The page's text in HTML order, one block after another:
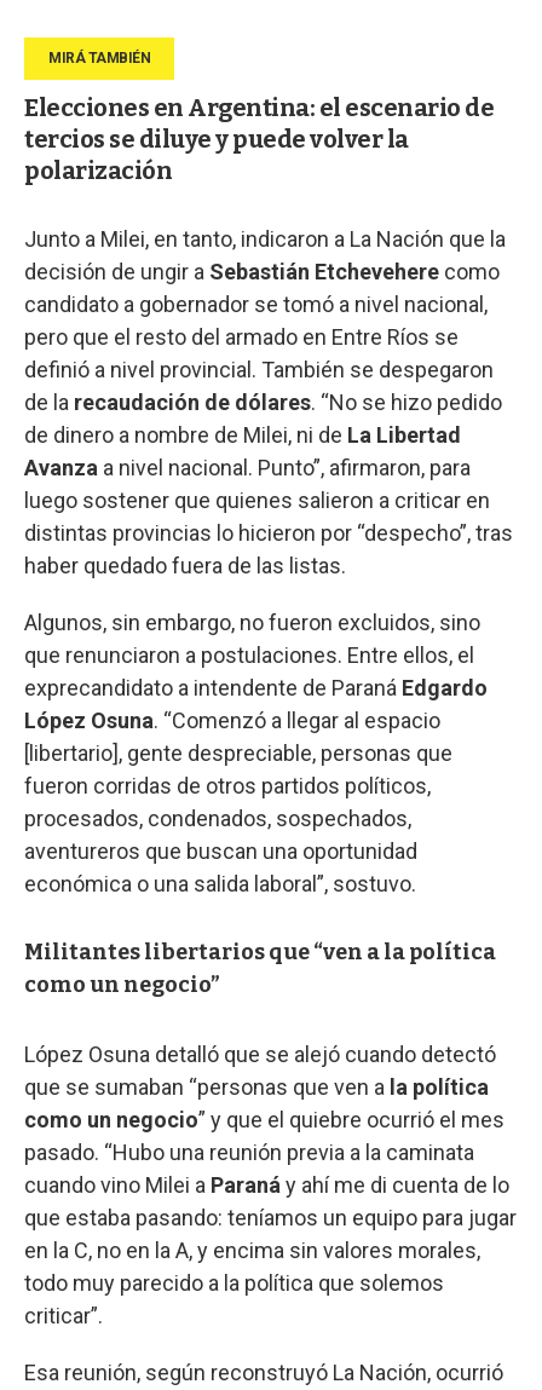
Elecciones en Argentina: el escenario de
tercios se diluye y puede volver la
polarización
Junto a Milei, en tanto, indicaron a La Nación que la
decisión de ungir a Sebastián Etchevehere como
candidato a gobernador se tomó a nivel nacional,
pero que el resto del armado en Entre Ríos se
definió a nivel provincial. También se despegaron
de la recaudación de dólares. “No se hizo pedido
de dinero a nombre de Milei, ni de La Libertad
Avanza a nivel nacional. Punto”, afirmaron, para
luego sostener que quienes salieron a criticar en
distintas provincias lo hicieron por “despecho”, tras
haber quedado fuera de las listas.
Algunos, sin embargo, no fueron excluidos, sino
que renunciaron a postulaciones. Entre ellos, el
exprecandidato a intendente de Paraná Edgardo
López Osuna. “Comenzó a llegar al espacio
[libertario], gente despreciable, personas que
fueron corridas de otros partidos políticos,
procesados, condenados, sospechados,
aventureros que buscan una oportunidad
económica o una salida laboral”, sostuvo.
Militantes libertarios que “ven a la política
como un negocio”
López Osuna detalló que se alejó cuando detectó
que se sumaban “personas que ven a la política
como un negocio” y que el quiebre ocurrió el mes
pasado. “Hubo una reunión previa a la caminata
cuando vino Milei a Paraná y ahí me di cuenta de lo
que estaba pasando: teníamos un equipo para jugar
en la C, no en la A, y encima sin valores morales,
todo muy parecido a la política que solemos
criticar”.
Esa reunión, según reconstruyó La Nación, ocurrió